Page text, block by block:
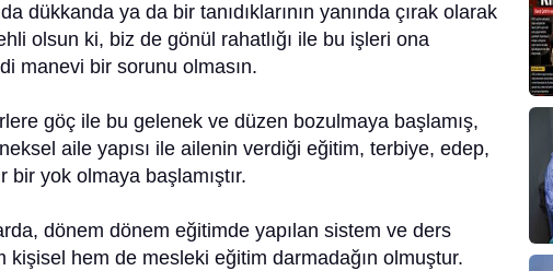
dükkanda ya da bir tanıdıklarının yanında çırak olarak
olsun ki, biz de gönül rahatlığı ile bu işleri ona
manevi bir sorunu olmasın.
göç ile bu gelenek ve düzen bozulmaya başlamış,
aile yapısı ile ailenin verdiği eğitim, terbiye, edep,
yok olmaya başlamıştır.
dönem dönem eğitimde yapılan sistem ve ders
kişisel hem de mesleki eğitim darmadağın olmuştur.